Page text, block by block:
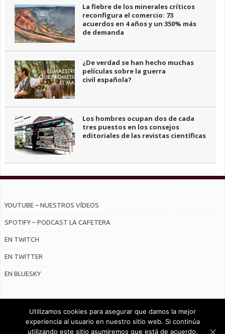
La fiebre de los minerales críticos
reconfigura el comercio: 73
acuerdos en 4 años y un 350% más
de demanda
¿De verdad se han hecho muchas
películas sobre la guerra
civil española?
Los hombres ocupan dos de cada
tres puestos en los consejos
editoriales de las revistas científicas
YOUTUBE – NUESTROS VÍDEOS
SPOTIFY – PODCAST LA CAFETERA
EN TWITCH
EN TWITTER
EN BLUESKY
Utilizamos cookies para asegurar que damos la mejor
experiencia al usuario en nuestro sitio web. Si continúa
utilizando este sitio asumiremos que está de acuerdo.